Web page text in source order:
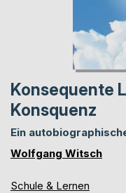
Konsequente
Konsquenz
Ein
Wolfgang Witsch
Schule & Lernen